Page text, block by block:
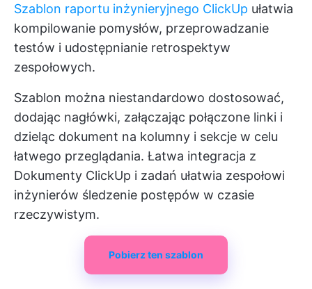
Szablon raportu inżynieryjnego ClickUp ułatwia
kompilowanie pomysłów, przeprowadzanie
testów i udostępnianie retrospektyw
zespołowych.
Szablon można niestandardowo dostosować,
dodając nagłówki, załączając połączone linki i
dzieląc dokument na kolumny i sekcje w celu
łatwego przeglądania. Łatwa integracja z
Dokumenty ClickUp i zadań ułatwia zespołowi
inżynierów śledzenie postępów w czasie
rzeczywistym.
Pobierz ten szablon